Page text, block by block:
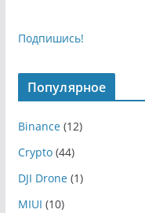
Подпишись!
Популярное
Binance(12)
Crypto(44)
DJI Drone(1)
MIUI (10)